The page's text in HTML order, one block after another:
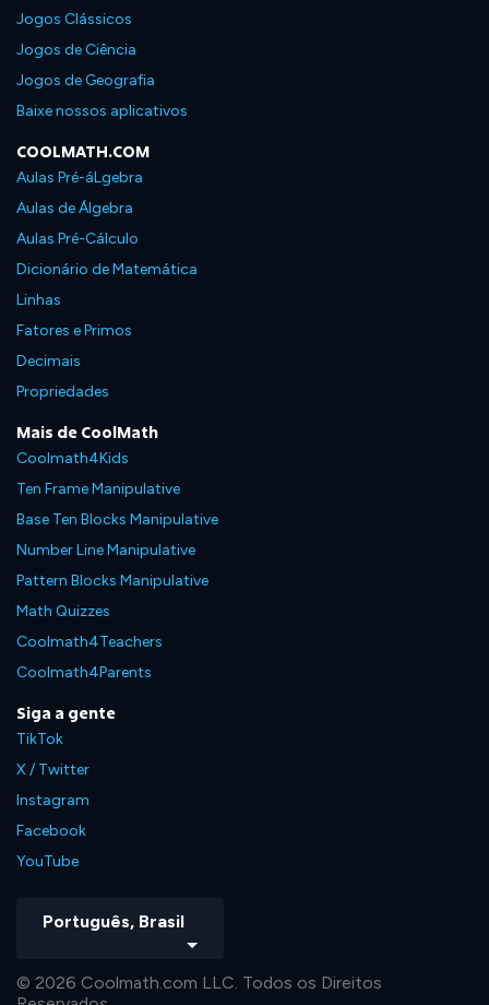
Jogos Clássicos
Jogos de Ciência
Jogos de Geografia
Baixe nossos aplicativos
COOLMATH.COM
Aulas Pré-áLgebra
Aulas de Álgebra
Aulas Pré-Cálculo
Dicionário de Matemática
Linhas
Fatores e Primos
Decimais
Propriedades
Mais de CoolMath
Coolmath4Kids
Ten Frame Manipulative
Base Ten Blocks Manipulative
Number Line Manipulative
Pattern Blocks Manipulative
Math Quizzes
Coolmath4Teachers
Coolmath4Parents
Siga a gente
TikTok
X / Twitter
Instagram
Facebook
YouTube
Português, Brasil
© 2026 Coolmath.com LLC. Todos os Direitos